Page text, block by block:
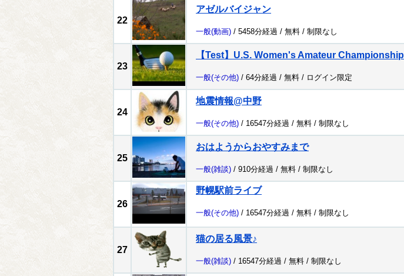
22
アゼルバイジャン
一般(動画) / 5458分経過 / 無料 / 制限なし
23
【Test】U.S. Women's Amateur Championship
一般(その他) / 64分経過 / 無料 / ログイン限定
24
地震情報@中野
一般(その他) / 16547分経過 / 無料 / 制限なし
25
おはようからおやすみまで
一般(雑談) / 910分経過 / 無料 / 制限なし
26
野幌駅前ライブ
一般(その他) / 16547分経過 / 無料 / 制限なし
27
猫の居る風景♪
一般(雑談) / 16547分経過 / 無料 / 制限なし